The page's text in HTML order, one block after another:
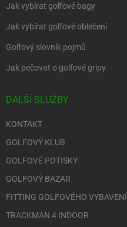
Jak vybírat golfové bagy
Jak vybírat golfové oblečení
Golfový slovník pojmů
Jak pečovat o golfové gripy
DALŠÍ SLUŽBY
KONTAKT
GOLFOVÝ KLUB
GOLFOVÉ POTISKY
GOLFOVÝ BAZAR
FITTING GOLFOVÉHO VYBAVENÍ
TRACKMAN 4 INDOOR